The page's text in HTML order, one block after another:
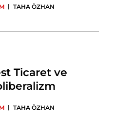
| TAHA ÖZHAN
Ticaret ve
| TAHA ÖZHAN